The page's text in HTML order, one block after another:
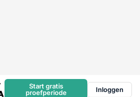
Start gratis
proefperiode
Inloggen